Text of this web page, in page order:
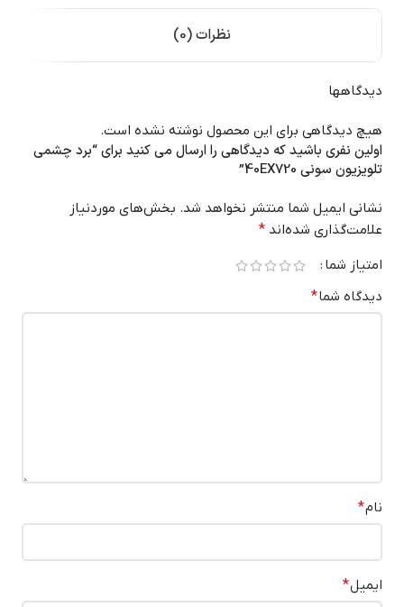
نظرات (0)
دیدگاهها
هیچ دیدگاهی برای این محصول نوشته نشده است.
اولین نفری باشید که دیدگاهی را ارسال می کنید برای “برد چشمی
تلویزیون سونی 40EX720”
نشانی ایمیل شما منتشر نخواهد شد. بخش‌های موردنیاز
علامت‌گذاری شده‌اند *
امتیاز شما
دیدگاه شما*
نام*
ایمیل*